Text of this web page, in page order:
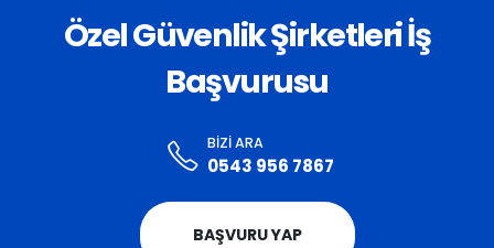
Özel Güvenlik Şirketleri İş
Başvurusu
BIZI ARA
0543 956 7867
BAŞVURU YAP